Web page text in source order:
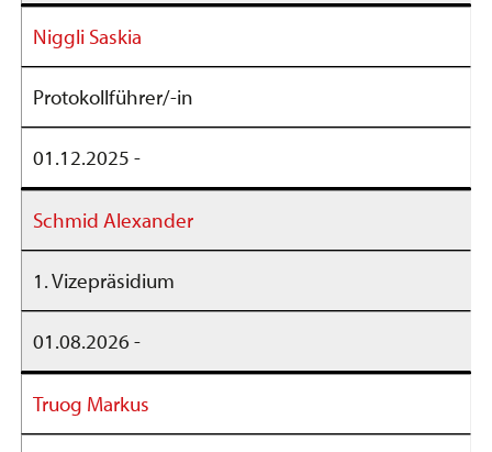
Niggli Saskia
Protokollführer/-in
01.12.2025 -
Schmid Alexander
1. Vizepräsidium
01.08.2026 -
Truog Markus